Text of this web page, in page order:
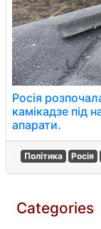
Росія
камікадзе під
апарати.
Політика Росія
Categories